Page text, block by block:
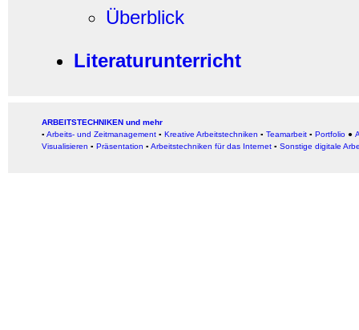
Überblick
Literaturunterricht
ARBEITSTECHNIKEN und mehr
▪ Arbeits- und Zeitmanagement ▪ Kreative Arbeitstechniken ▪ Teamarbeit ▪ Portfolio ●
Visualisieren ▪ Präsentation ▪ Arbeitstechniken für das Internet ▪ Sonstige digitale